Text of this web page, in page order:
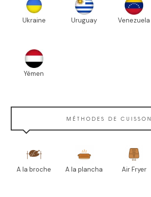
Ukraine Uruguay Venezuela
Yémen
MÉTHODES DE CUISSON
A la broche A la plancha Air Fryer